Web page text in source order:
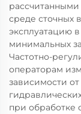
среде сточных
эксплуатацию
минимальных
Частотно-
операторам
зависимости
при обработке